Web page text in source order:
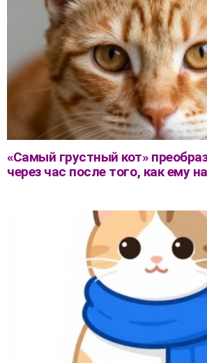
«Самый грустный кот»
через час после того, как ему